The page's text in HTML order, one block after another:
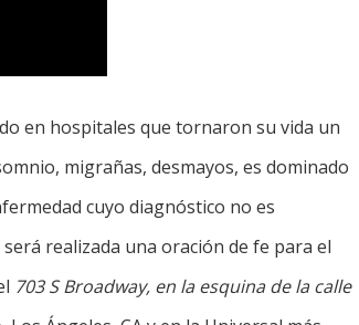
en hospitales que tornaron su vida un
migrañas, desmayos, es dominado
cuyo diagnóstico no es
realizada una oración de fe para el
703 S Broadway, en la esquina de la calle